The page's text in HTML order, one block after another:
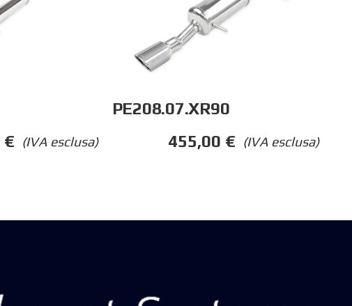
(IVA esclusa)
€
PE208.07.XR90
(IVA esclusa)
455,00 €